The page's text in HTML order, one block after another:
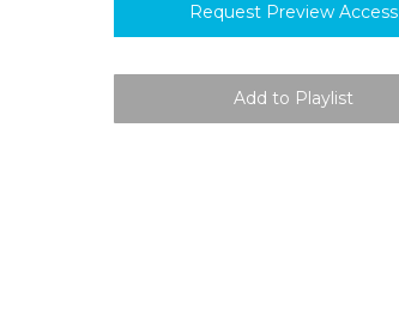
Request Preview Access